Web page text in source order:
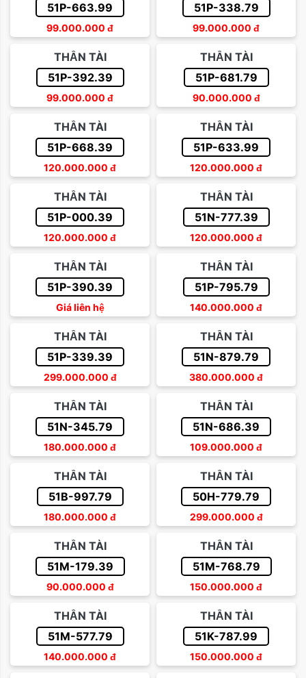
51P-663.99
99.000.000 đ
51P-338.79
99.000.000 đ
THẦN TÀI
51P-392.39
99.000.000 đ
THẦN TÀI
51P-681.79
90.000.000 đ
THẦN TÀI
51P-668.39
120.000.000 đ
THẦN TÀI
51P-633.99
120.000.000 đ
THẦN TÀI
51P-000.39
120.000.000 đ
THẦN TÀI
51N-777.39
120.000.000 đ
THẦN TÀI
51P-390.39
Giá liên hệ
THẦN TÀI
51P-795.79
140.000.000 đ
THẦN TÀI
51P-339.39
299.000.000 đ
THẦN TÀI
51N-879.79
380.000.000 đ
THẦN TÀI
51N-345.79
180.000.000 đ
THẦN TÀI
51N-686.39
109.000.000 đ
THẦN TÀI
51B-997.79
180.000.000 đ
THẦN TÀI
50H-779.79
299.000.000 đ
THẦN TÀI
51M-179.39
90.000.000 đ
THẦN TÀI
51M-768.79
150.000.000 đ
THẦN TÀI
51M-577.79
140.000.000 đ
THẦN TÀI
51K-787.99
150.000.000 đ